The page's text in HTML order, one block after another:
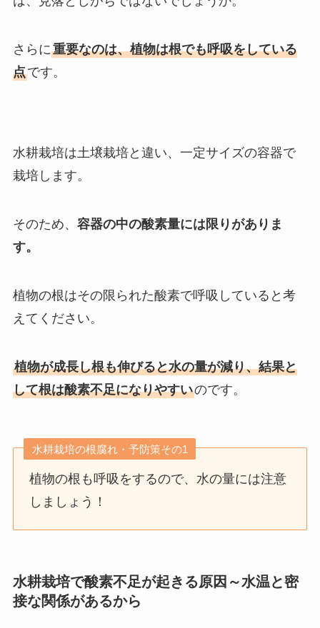
さらに重要なのは、植物は根でも呼吸をしている
点です。
水耕栽培は土壌栽培と違い、一定サイズの容器で
栽培します。
そのため、 容器の中の酸素量には限りがありま
す。
植物の根はその限られた酸素で呼吸していると考
えてください。
植物が成長し根も伸びると水の量が減り、結果と
して根は酸素不足になりやすいのです。
水耕栽培の根腐れ・予防策その1
植物の根も呼吸をするので、水の量には注意
しましょう！
水耕栽培で酸素不足が起きる原因～水温と密
接な関係があるから